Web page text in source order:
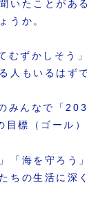
いたことがあ
うか。
むずかしそう
人もいるはず
みんなで「
標（ゴール）
「海を守ろう
ちの生活に深